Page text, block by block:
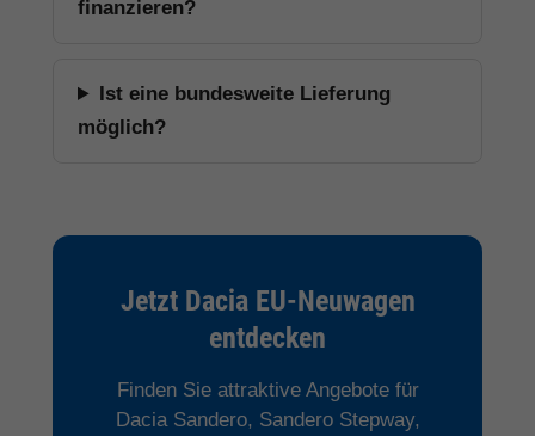
finanzieren?
Ist eine bundesweite Lieferung
möglich?
Jetzt Dacia EU-Neuwagen
entdecken
Finden Sie attraktive Angebote für
Dacia Sandero, Sandero Stepway,